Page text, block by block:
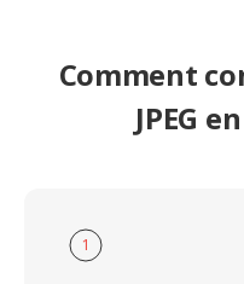
Comment
JPEG
1